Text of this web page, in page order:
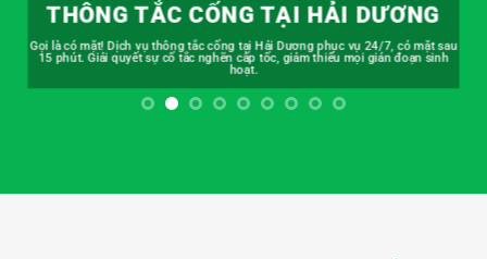
THÔNG TẮC CỐNG TẠI HẢI DƯƠNG
Gọi là có mặt! Dịch vụ thông tắc cống tại Hải Dương phục vụ 24/7, có mặt sau
15 phút. Giải quyết sự cố tắc nghẽn cấp tốc, giảm thiểu mọi gián đoạn sinh
hoạt.